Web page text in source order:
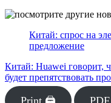
Китай: спрос на
предложение
Китай: Huawei говорит,
будет препятствовать